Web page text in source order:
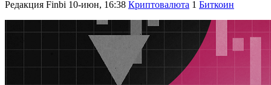
Редакция Finbi 10-июн, 16:38 Криптовалюта 1 Биткоин